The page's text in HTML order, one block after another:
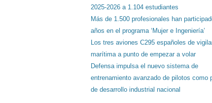
2025-2026 a 1.104 estudiantes
Más de 1.500 profesionales han
años en el programa ‘Mujer e Ingeniería’
Los tres aviones C295 españoles de
marítima a punto de empezar a volar
Defensa impulsa el nuevo sistema de
entrenamiento avanzado de pilotos como
de desarrollo industrial nacional